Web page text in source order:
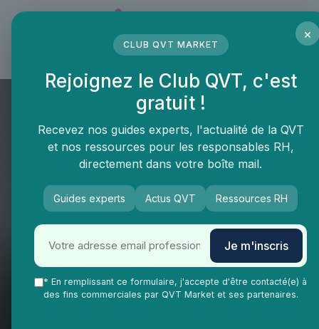
QVT Market Enjeux dans la QVT Bien-être employés
La QVT sans budget existe :
×
CLUB QVT MARKET
Rejoignez le Club QVT, c'est
gratuit !
Recevez nos guides experts, l'actualité de la QVT
et nos ressources pour les responsables RH,
directement dans votre boîte mail.
Guides experts Actus QVT Ressources RH
Je m'inscris
* En remplissant ce formulaire, j'accepte d'être contacté(e) à
des fins commerciales par QVT Market et ses partenaires.
Panneau de gestion des cookies